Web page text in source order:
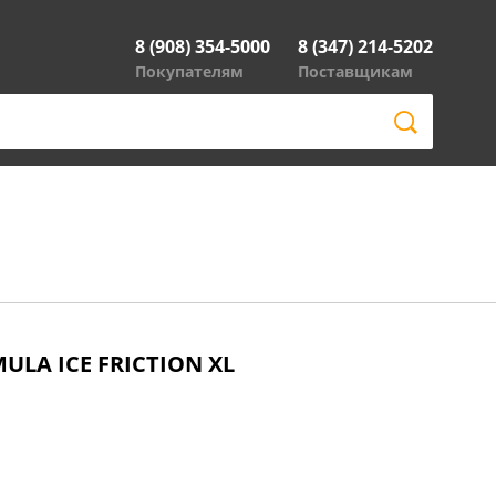
8 (908) 354-5000
Покупателям
8 (347) 214-5202
Поставщикам
ICE FRICTION XL